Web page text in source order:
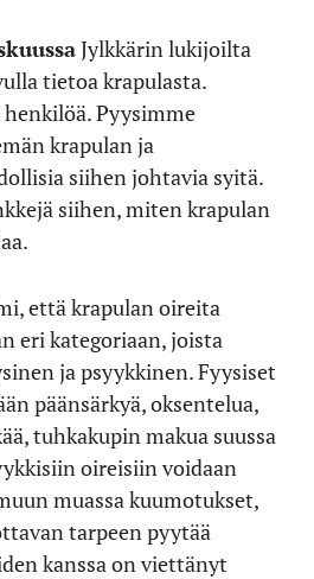
Jylkkärin lukijoilta
tietoa krapulasta.
Pyysimme
krapulan ja
siihen johtavia syitä.
siihen, miten krapulan
että krapulan oireita
eri kategoriaan, joista
ja psyykkinen. Fyysiset
päänsärkyä, oksentelua,
tuhkakupin makua suussa
oireisiin voidaan
muassa kuumotukset,
tarpeen pyytää
kanssa on viettänyt